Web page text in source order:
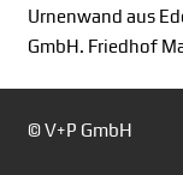
Urnenwand aus
GmbH. Friedhof
© V+P GmbH